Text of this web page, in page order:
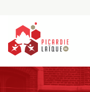
string(6) « presse »